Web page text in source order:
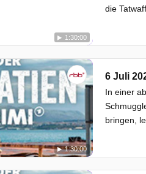
1:30:00
die
1:30:00
6 Juli
In einer
bringen,